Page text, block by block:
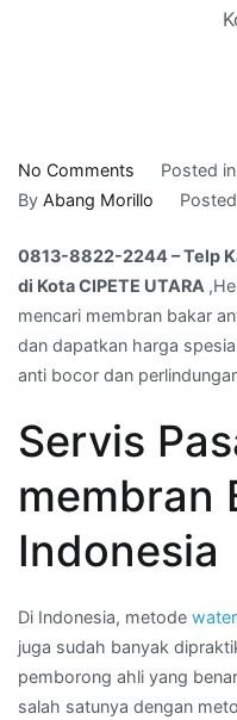
No Comments
0813-
2244
–
Telp
Kami
membran
di
CIPETE
Posted in
By Abang Morillo
0813-8822-2244 – Telp
di Kota CIPETE UTARA
mencari membran bakar
dan dapatkan harga
anti bocor dan
Servis
membran
Indonesia
Di Indonesia, metode
juga sudah banyak
pemborong ahli yang
salah satunya dengan